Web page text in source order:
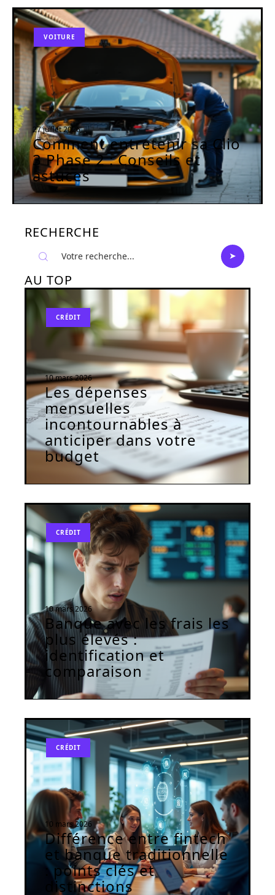
VOITURE
27 juillet 2026
Comment entretenir sa Clio
3 Phase 2 : Conseils et
astuces
RECHERCHE
AU TOP
CRÉDIT
10 mars 2026
Les dépenses
mensuelles
incontournables à
anticiper dans votre
budget
CRÉDIT
10 mars 2026
Banque avec les frais les
plus élevés :
identification et
comparaison
CRÉDIT
10 mars 2026
Différence entre fintech
et banque traditionnelle
: points clés et
distinctions